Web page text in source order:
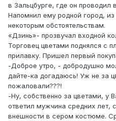
в Зальцбурге, где он
Напомнил ему родной город,
некоторым обстоятельствам.
«Дзинь»- прозвучал входной
Торговец цветами поднялся с
прилавку. Пришел первый
-Доброе утро, - добродушно
дайте-ка догадаюсь! Уж не за
пожаловали???!
-Ну, собственно за цветами, у
ответил мужчина средних лет,
внешности в сером костюме.